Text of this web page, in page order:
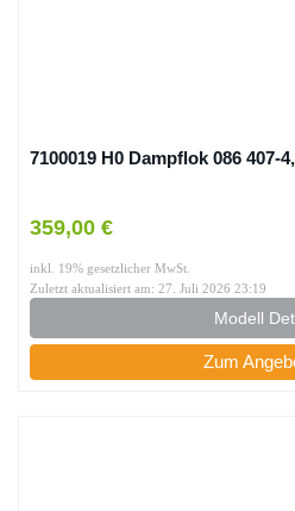
7100019 H0 Dampflok 086 407-
359,00 €
inkl. 19% gesetzlicher MwSt.
Zuletzt aktualisiert am: 27. Juli 2026 23:19
Modell
Zum